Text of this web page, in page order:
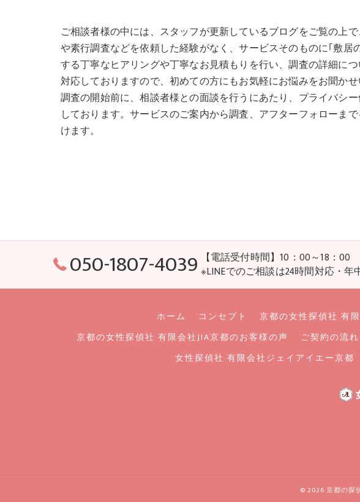
ご相談者様の中には、スタッフが更新しているブログをご覧の上
や素行調査などを依頼した経験がなく、サービスそのものに｢敷
する丁寧なヒアリングや丁寧なお見積もりを行い、調査の詳細に
対応しておりますので、初めての方にもお気軽にお悩みをお聞かせ
調査の開始前に、相談者様との面談を行うにあたり、プライバシ
しております。サービスのご案内から調査、アフターフォローま
けます。
050-1807-4039
【電話受付時間】10：00～18：00
※LINEでのご相談は24時間対応・年
ホーム コンセプト 京都の女性探偵社 有
京都の女性探偵社 有限会社JIA京都のお客様の声
ご契約の流れ
女性探偵社 有限会社ジェイアイエー京都
© 2026 京都の探